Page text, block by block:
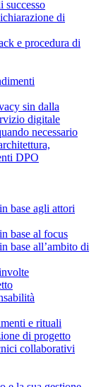
successo
di
e procedura di
sin dalla
digitale
necessario
DPO
base agli attori
base al focus
base all’ambito di
e rituali
di progetto
collaborativi